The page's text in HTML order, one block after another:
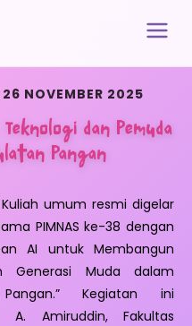
26 NOVEMBER 2025
dan Pemuda
Pangan
umum resmi digelar
PIMNAS ke-38 dengan
AI untuk Membangun
Generasi Muda dalam
Kegiatan ini
Amiruddin, Fakultas